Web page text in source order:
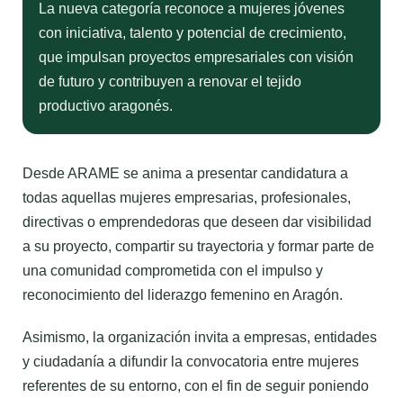
La nueva categoría reconoce a mujeres jóvenes
con iniciativa, talento y potencial de crecimiento,
que impulsan proyectos empresariales con visión
de futuro y contribuyen a renovar el tejido
productivo aragonés.
Desde ARAME se anima a presentar candidatura a
todas aquellas mujeres empresarias, profesionales,
directivas o emprendedoras que deseen dar visibilidad
a su proyecto, compartir su trayectoria y formar parte de
una comunidad comprometida con el impulso y
reconocimiento del liderazgo femenino en Aragón.
Asimismo, la organización invita a empresas, entidades
y ciudadanía a difundir la convocatoria entre mujeres
referentes de su entorno, con el fin de seguir poniendo